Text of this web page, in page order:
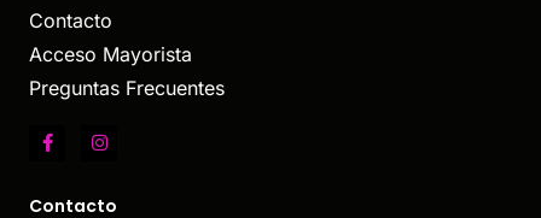
Contacto
Acceso Mayorista
Preguntas Frecuentes
Contacto